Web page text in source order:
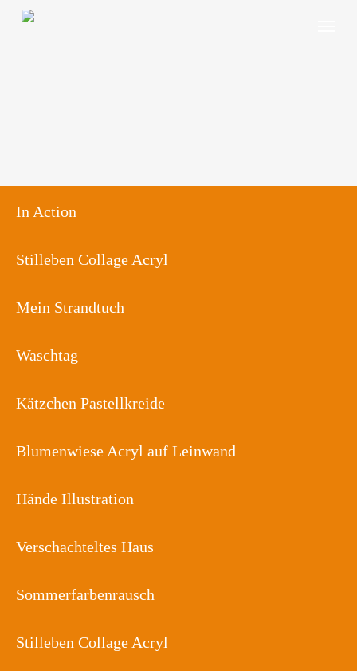
Skip
In Action
Stilleben Collage Acryl
Mein Strandtuch
Waschtag
Kätzchen Pastellkreide
Blumenwiese Acryl auf Leinwand
Hände Illustration
Verschachteltes Haus
Sommerfarbenrausch
Stilleben Collage Acryl